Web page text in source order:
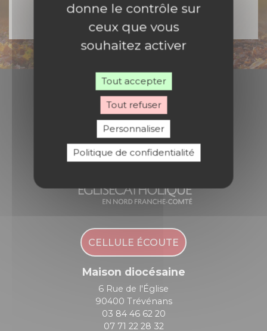
Diocèse de Belfort - Montbéliard
CELLULE ÉCOUTE
Maison diocésaine
6 Rue de l'Église
90400 Trévénans
03 84 46 62 20
07 71 22 28 32
donne le contrôle sur
ceux que vous
souhaitez activer
Tout accepter
Tout refuser
Personnaliser
Politique de confidentialité